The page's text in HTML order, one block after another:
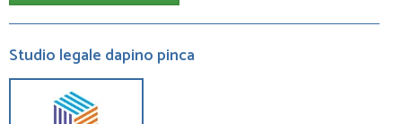
Studio legale dapino pinca